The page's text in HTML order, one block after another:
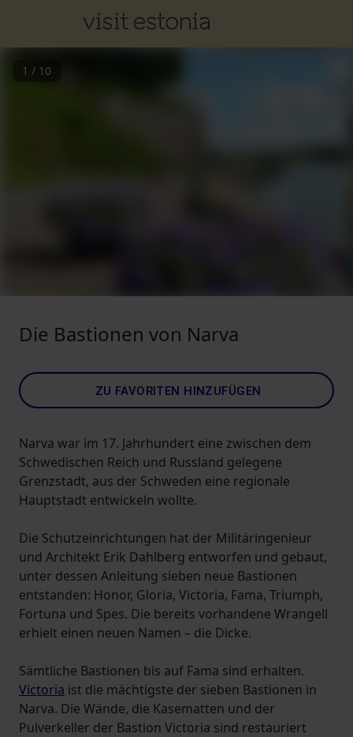
1 / 10
Die Bastionen von Narva
ZU FAVORITEN HINZUFÜGEN
Narva war im 17. Jahrhundert eine zwischen dem
Schwedischen Reich und Russland gelegene
Grenzstadt, aus der Schweden eine regionale
Hauptstadt entwickeln wollte.
Die Schutzeinrichtungen hat der Militäringenieur
und Architekt Erik Dahlberg entworfen und gebaut,
unter dessen Anleitung sieben neue Bastionen
entstanden: Honor, Gloria, Victoria, Fama, Triumph,
Fortuna und Spes. Die bereits vorhandene Wrangell
erhielt einen neuen Namen – die Dicke.
Sämtliche Bastionen bis auf Fama sind erhalten.
Victoria ist die mächtigste der sieben Bastionen in
Narva. Die Wände, die Kasematten und der
Pulverkeller der Bastion Victoria sind restauriert